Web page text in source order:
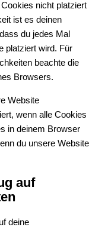
nicht platziert
ist es deinen
du jedes Mal
platziert wird. Für
beachte die
Browsers.
Website
wenn alle Cookies
in deinem Browser
du unsere Website
auf
deine